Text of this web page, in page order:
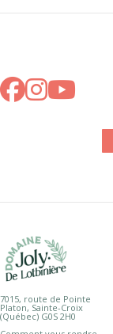
7015, route de Pointe
Platon, Sainte-Croix
(Québec) G0S 2H0